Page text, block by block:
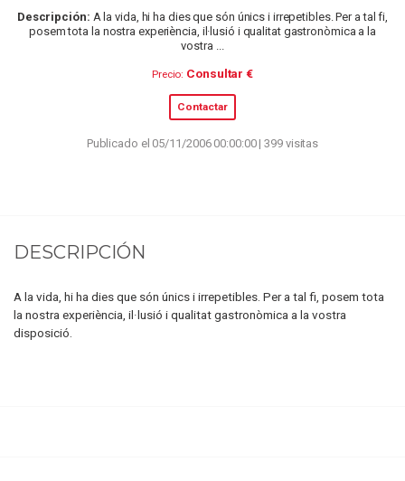
Descripción: A la vida, hi ha dies que són únics i irrepetibles. Per a tal fi,
posem tota la nostra experiència, il·lusió i qualitat gastronòmica a la
vostra ...
Precio: Consultar €
Contactar
Publicado el 05/11/2006 00:00:00 | 399 visitas
DESCRIPCIÓN
A la vida, hi ha dies que són únics i irrepetibles. Per a tal fi, posem tota
la nostra experiència, il·lusió i qualitat gastronòmica a la vostra
disposició.